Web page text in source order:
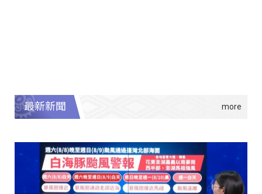
最新新聞